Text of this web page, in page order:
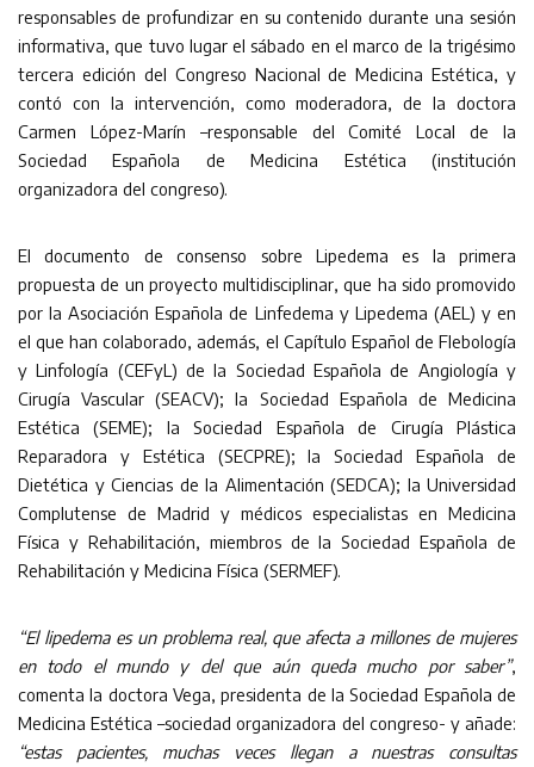
responsables de profundizar en su contenido durante una sesión
informativa, que tuvo lugar el sábado en el marco de la trigésimo
tercera edición del Congreso Nacional de Medicina Estética, y
contó con la intervención, como moderadora, de la doctora
Carmen López-Marín –responsable del Comité Local de la
Sociedad Española de Medicina Estética (institución
organizadora del congreso).
El documento de consenso sobre Lipedema es la primera
propuesta de un proyecto multidisciplinar, que ha sido promovido
por la Asociación Española de Linfedema y Lipedema (AEL) y en
el que han colaborado, además, el Capítulo Español de Flebología
y Linfología (CEFyL) de la Sociedad Española de Angiología y
Cirugía Vascular (SEACV); la Sociedad Española de Medicina
Estética (SEME); la Sociedad Española de Cirugía Plástica
Reparadora y Estética (SECPRE); la Sociedad Española de
Dietética y Ciencias de la Alimentación (SEDCA); la Universidad
Complutense de Madrid y médicos especialistas en Medicina
Física y Rehabilitación, miembros de la Sociedad Española de
Rehabilitación y Medicina Física (SERMEF).
“El lipedema es un problema real, que afecta a millones de mujeres
en todo el mundo y del que aún queda mucho por saber”,
comenta la doctora Vega, presidenta de la Sociedad Española de
Medicina Estética –sociedad organizadora del congreso- y añade:
“estas pacientes, muchas veces llegan a nuestras consultas